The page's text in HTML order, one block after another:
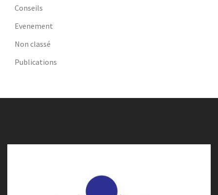
Conseils
Evenement
Non classé
Publications